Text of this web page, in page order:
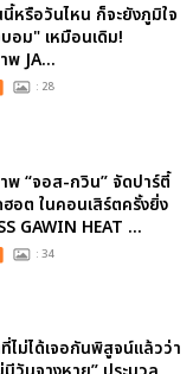
นี้หรือวันไหน ก็จะยังภูมิใจ
อม" เหมือนเดิม!
พ JA...
: 28
พ “จอส-กวิน” จัดปาร์ตี้
อต ในคอนเสิร์ตครั้งยิ่ง
GAWIN HEAT ...
: 34
ที่ไม่ได้เจอกันพิสูจน์แล้วว่า